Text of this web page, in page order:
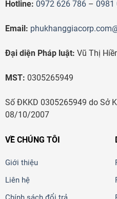
Hotline: 0972 626 786 – 0981
Email:
Đại diện Pháp luật: Vũ Thị
MST: 0305265949
Số ĐKKD 0305265949 do Sở
08/10/2007
VỀ CHÚNG TÔI
Giới thiệu
Liên hệ